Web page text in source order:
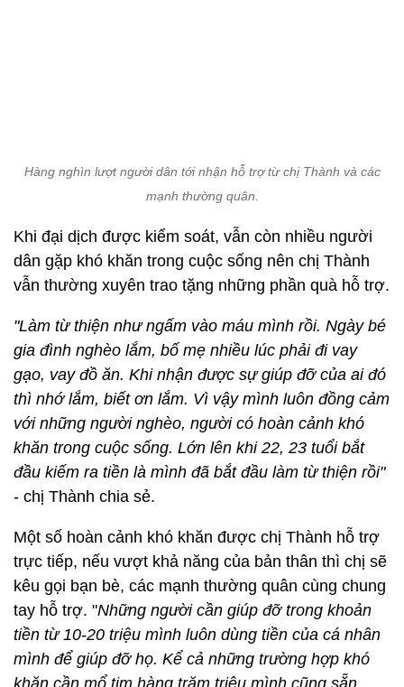
Hàng nghìn lượt người dân tới nhận hỗ trợ từ chị Thành và các
mạnh thường quân.
Khi đại dịch được kiểm soát, vẫn còn nhiều người
dân gặp khó khăn trong cuộc sống nên chị Thành
vẫn thường xuyên trao tặng những phần quà hỗ trợ.
"Làm từ thiện như ngấm vào máu mình rồi. Ngày bé
gia đình nghèo lắm, bố mẹ nhiều lúc phải đi vay
gạo, vay đồ ăn. Khi nhận được sự giúp đỡ của ai đó
thì nhớ lắm, biết ơn lắm. Vì vậy mình luôn đồng cảm
với những người nghèo, người có hoàn cảnh khó
khăn trong cuộc sống. Lớn lên khi 22, 23 tuổi bắt
đầu kiếm ra tiền là mình đã bắt đầu làm từ thiện rồi"
- chị Thành chia sẻ.
Một số hoàn cảnh khó khăn được chị Thành hỗ trợ
trực tiếp, nếu vượt khả năng của bản thân thì chị sẽ
kêu gọi bạn bè, các mạnh thường quân cùng chung
tay hỗ trợ. "Những người cần giúp đỡ trong khoản
tiền từ 10-20 triệu mình luôn dùng tiền của cá nhân
mình để giúp đỡ họ. Kể cả những trường hợp khó
khăn cần mổ tim hàng trăm triệu mình cũng sẵn